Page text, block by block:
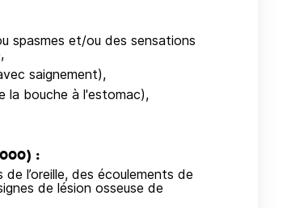
spasmes et/ou des sensations
saignement),
la bouche à l'estomac),
:
l’oreille, des écoulements de
de lésion osseuse de